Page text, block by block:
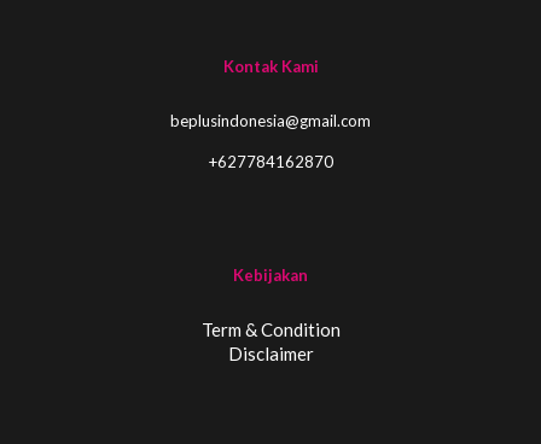
Kontak Kami
beplusindonesia@gmail.com
+627784162870
Kebijakan
Term & Condition
Disclaimer